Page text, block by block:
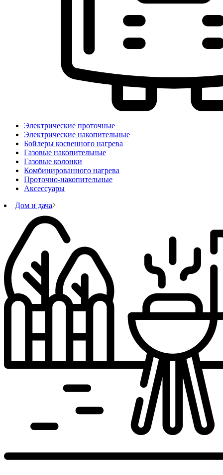
Электрические проточные
Электрические накопительные
Бойлеры косвенного нагрева
Газовые накопительные
Газовые колонки
Комбинированного нагрева
Проточно-накопительные
Аксессуары
Дом и дача